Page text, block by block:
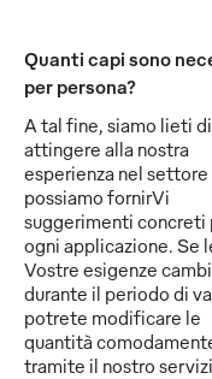
Quanti capi sono
per persona?
A tal fine, siamo lieti di
attingere alla nostra
esperienza nel settore
possiamo fornirVi
suggerimenti concreti
ogni applicazione. Se
Vostre esigenze
durante il periodo di
potrete modificare le
quantità
tramite il nostro